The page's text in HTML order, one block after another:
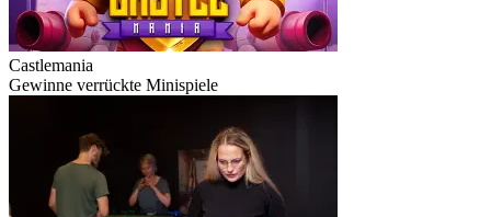
Castlemania
Gewinne verrückte Minispiele